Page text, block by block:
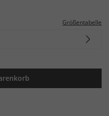
Größentabelle